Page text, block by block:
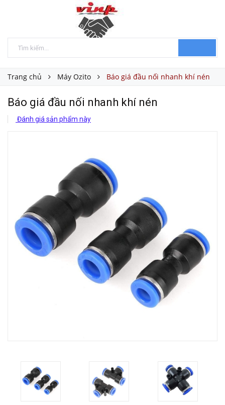
Trang chủ Máy Ozito Báo giá đầu nối nhanh khí nén
Báo giá đầu nối nhanh khí nén
Đánh giá sản phẩm này